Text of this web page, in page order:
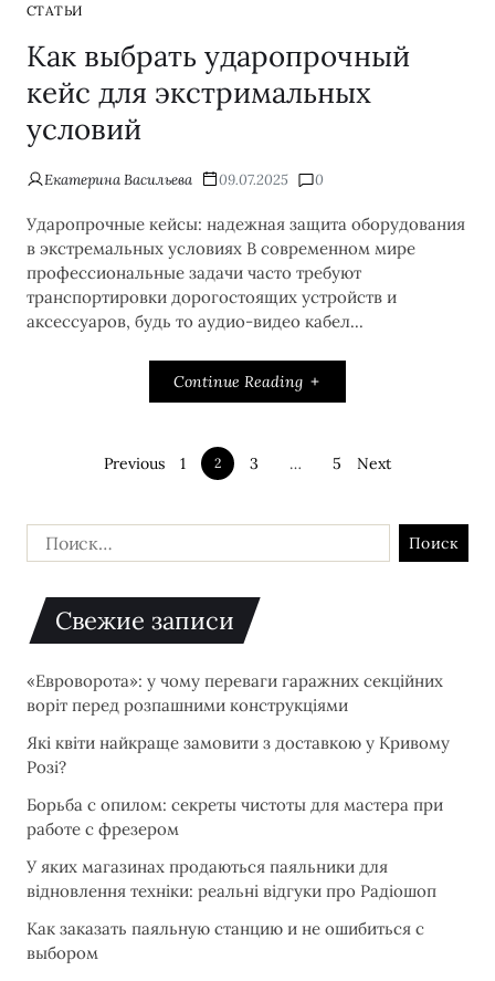
СТАТЬИ
Как выбрать ударопрочный
кейс для экстримальных
условий
Екатерина Васильева 09.07.2025 0
Ударопрочные кейсы: надежная защита оборудования
в экстремальных условиях В современном мире
профессиональные задачи часто требуют
транспортировки дорогостоящих устройств и
аксессуаров, будь то аудио-видео кабел...
Continue Reading
Previous 1 2 3 … 5 Next
Свежие записи
«Евроворота»: у чому переваги гаражних секційних
воріт перед розпашними конструкціями
Які квіти найкраще замовити з доставкою у Кривому
Розі?
Борьба с опилом: секреты чистоты для мастера при
работе с фрезером
У яких магазинах продаються паяльники для
відновлення техніки: реальні відгуки про Радіошоп
Как заказать паяльную станцию и не ошибиться с
выбором